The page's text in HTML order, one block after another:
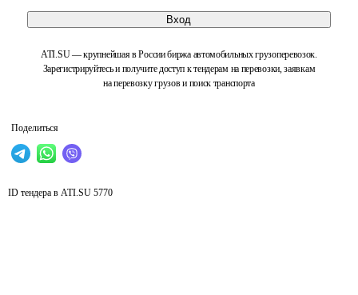
Вход
ATI.SU — крупнейшая в России биржа автомобильных грузоперевозок.
Зарегистрируйтесь и получите доступ к тендерам на перевозки, заявкам
на перевозку грузов и поиск транспорта
Поделиться
ID тендера в ATI.SU 5770